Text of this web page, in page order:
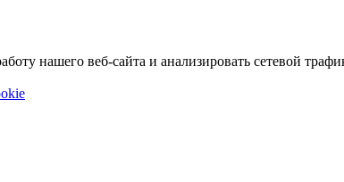
нашего веб-сайта и анализировать сетевой